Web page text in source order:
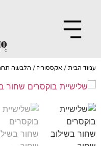
הבית/אקססוריז/הלבשה תחתונה/